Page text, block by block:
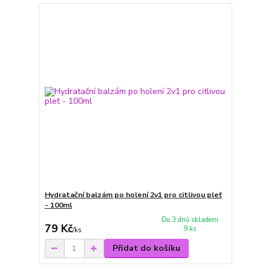
Hydratační balzám po holení 2v1 pro citlivou pleť
- 100ml
79 Kč/ks
Do 3 dnů skladem
9 ks
Přidat do košíku